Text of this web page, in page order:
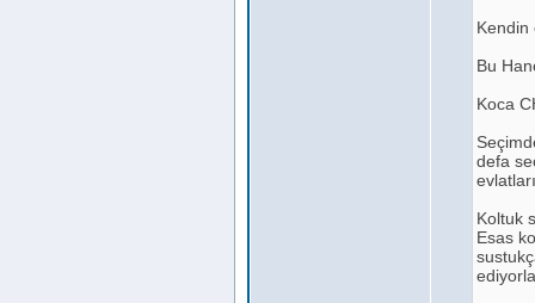
Kendin
Bu
Koca
defa
Koltuk
Esas